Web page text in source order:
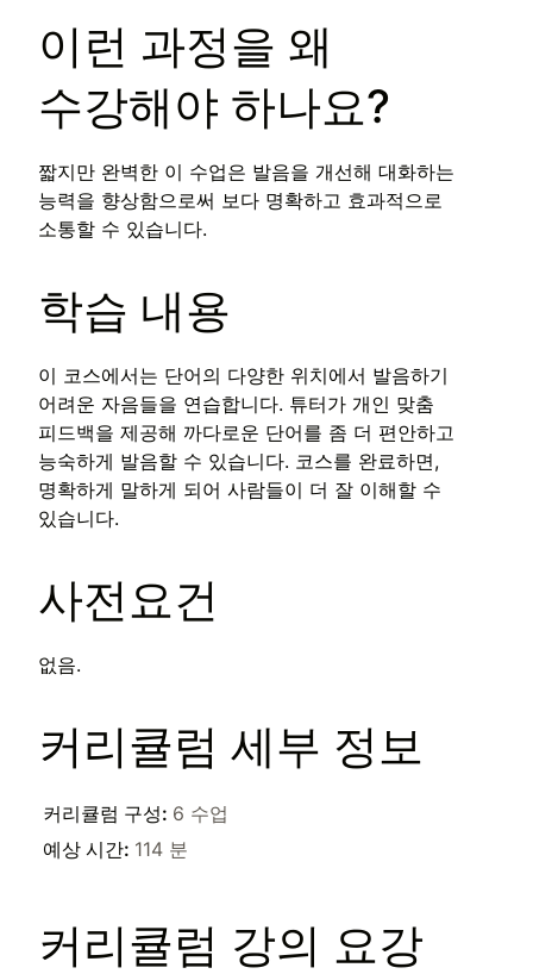
이런 과정을 왜
수강해야 하나요?
짧지만 완벽한 이 수업은 발음을 개선해 대화하는
능력을 향상함으로써 보다 명확하고 효과적으로
소통할 수 있습니다.
학습 내용
이 코스에서는 단어의 다양한 위치에서 발음하기
어려운 자음들을 연습합니다. 튜터가 개인 맞춤
피드백을 제공해 까다로운 단어를 좀 더 편안하고
능숙하게 발음할 수 있습니다. 코스를 완료하면,
명확하게 말하게 되어 사람들이 더 잘 이해할 수
있습니다.
사전요건
없음.
커리큘럼 세부 정보
커리큘럼 구성: 6 수업
예상 시간: 114 분
커리큘럼 강의 요강